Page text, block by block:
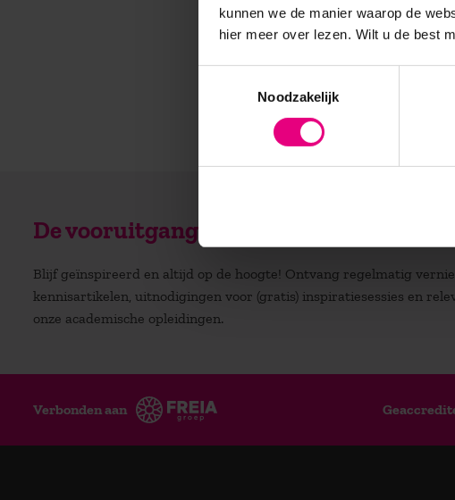
kunnen we de manier waarop de
hier meer over lezen. Wilt u de best
Noodzakelijk
De vooruitgang voor zijn?
Blijf geïnspireerd en altijd op de hoogte! Ontvang regelmatig
kennisartikelen, uitnodigingen voor (gratis) inspiratiesessies en
onze academische opleidingen.
Verbonden aan